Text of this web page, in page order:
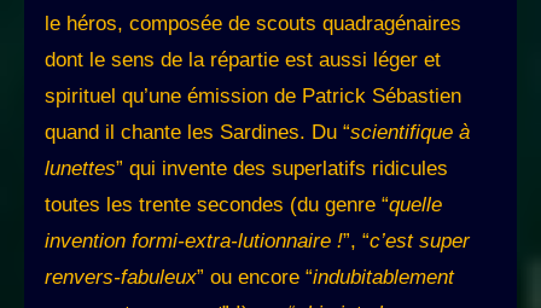
le héros, composée de scouts quadragénaires
dont le sens de la répartie est aussi léger et
spirituel qu’une émission de Patrick Sébastien
quand il chante les Sardines. Du “scientifique à
lunettes” qui invente des superlatifs ridicules
toutes les trente secondes (du genre “quelle
invention formi-extra-lutionnaire !”, “c’est super
renvers-fabuleux” ou encore “indubitablement